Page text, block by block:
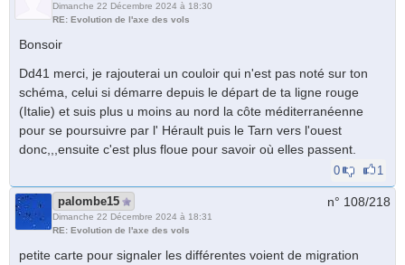
Dimanche 22 Décembre 2024 à 18:30
RE: Evolution de l'axe des vols
Bonsoir
Dd41 merci, je rajouterai un couloir qui n'est pas noté sur ton
schéma, celui si démarre depuis le départ de ta ligne rouge
(Italie) et suis plus u moins au nord la côte méditerranéenne
pour se poursuivre par l' Hérault puis le Tarn vers l'ouest
donc,,,ensuite c'est plus floue pour savoir où elles passent.
0 1
palombe15
Dimanche 22 Décembre 2024 à 18:31
RE: Evolution de l'axe des vols
n° 108/218
petite carte pour signaler les différentes voient de migration